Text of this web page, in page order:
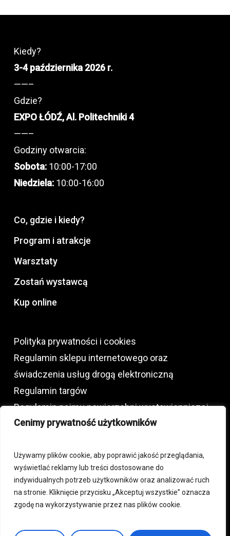
Cenimy prywatność użytkowników
Używamy plików cookie, aby poprawić jakość przeglądania,
wyświetlać reklamy lub treści dostosowane do
indywidualnych potrzeb użytkowników oraz analizować ruch
na stronie. Kliknięcie przycisku „Akceptuj wszystkie” oznacza
zgodę na wykorzystywanie przez nas plików cookie.
Kiedy?
3-4 października 2026 r.
——–
Gdzie?
EXPO ŁÓDŹ, Al. Politechniki 4
——–
Godziny otwarcia:
Sobota:10:00-17:00
Niedziela:10:00-16:00
Co, gdzie i kiedy?
Program i atrakcje
Warsztaty
Zostań wystawcą
Kup online
Polityka prywatności i cookies
Regulamin sklepu internetowego oraz
świadczenia usług drogą elektroniczną
Regulamin targów
Regulamin najmu powierzchni wystawienniczej
oraz usług dodatkowych
+48 792 772 230
biuro@expoproperty.pl